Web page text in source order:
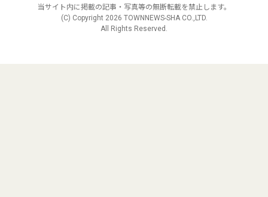
当サイト内に掲載の記事・写真等の無断転載を禁止します。
(C) Copyright 2026 TOWNNEWS-SHA CO.,LTD.
All Rights Reserved.